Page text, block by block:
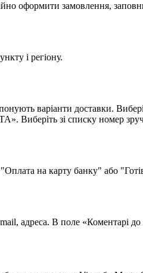
оформити замовлення,
і регіону.
варіанти доставки.
зі списку номер
на карту банку" або
адреса. В поле «Коментарі